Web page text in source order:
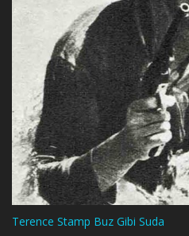
Terence Stamp Buz Gibi Suda